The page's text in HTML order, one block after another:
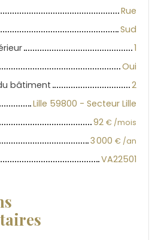
Rue
Sud
1
Oui
bâtiment
2
Lille 59800 - Secteur Lille
92 € /mois
3 000 € /an
VA22501